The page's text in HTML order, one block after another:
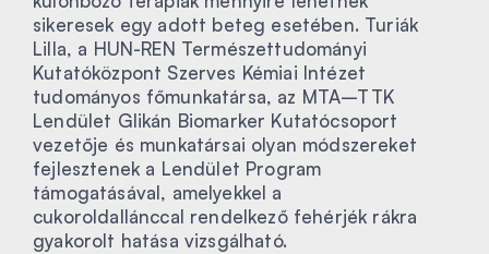
sikeresek egy adott beteg esetében. Turiák
Lilla, a HUN-REN Természettudományi
Kutatóközpont Szerves Kémiai Intézet
tudományos főmunkatársa, az MTA–TTK
Lendület Glikán Biomarker Kutatócsoport
vezetője és munkatársai olyan módszereket
fejlesztenek a Lendület Program
támogatásával, amelyekkel a
cukoroldallánccal rendelkező fehérjék rákra
gyakorolt hatása vizsgálható.